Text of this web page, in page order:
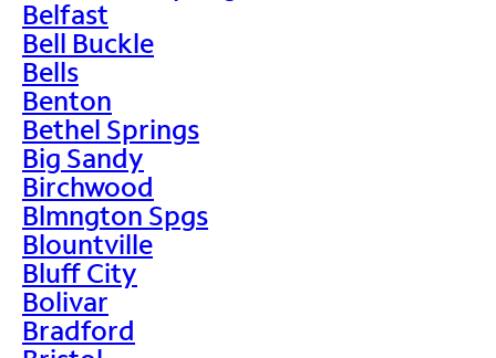
Belfast
Bell Buckle
Bells
Benton
Bethel Springs
Big Sandy
Birchwood
Blmngton Spgs
Blountville
Bluff City
Bolivar
Bradford